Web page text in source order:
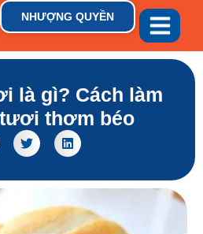
NHƯỢNG QUYỀN
là gì? Cách làm
thơm béo